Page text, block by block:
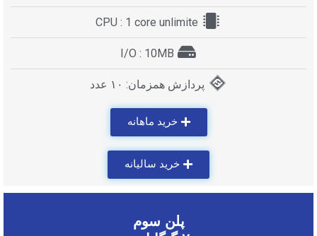
CPU : 1 core unlimite
I/O : 10MB
پردازش همزمان: ۱۰ عدد
خرید ماهانه
خرید سالیانه
پلن سوم